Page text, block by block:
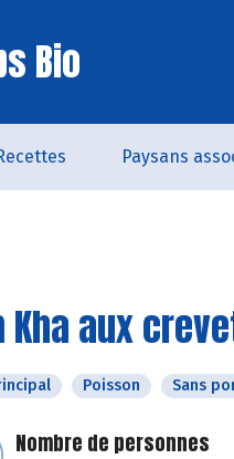
Bio
Paysans
Kha aux
Poisson Sans
Nombre de personnes